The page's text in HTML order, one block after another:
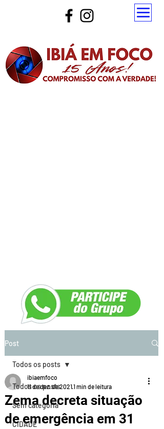
Post
Todos os posts
Sem categoria
CIDADE
Todos os posts
Zema decreta situação
de emergência em 31
ibiaemfoco
11 de dez. de 20211 min de leitura